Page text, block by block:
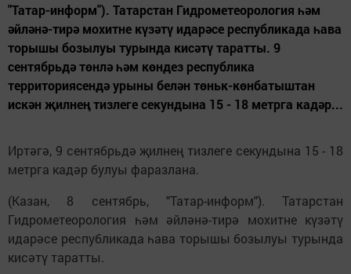
"Татар-информ"). Татарстан Гидрометеорология һәм
әйләнә-тирә мохитне күзәтү идарәсе республикада һава
торышы бозылуы турында кисәтү таратты. 9
сентябрьдә төнлә һәм көндез республика
территориясендә урыны белән төньк-көнбатыштан
искән җилнең тизлеге секундына 15 - 18 метрга кадәр...
Иртәгә, 9 сентябрьдә җилнең тизлеге секундына 15 - 18
метрга кадәр булуы фаразлана.
(Казан, 8 сентябрь, "Татар-информ"). Татарстан
Гидрометеорология һәм әйләнә-тирә мохитне күзәтү
идарәсе республикада һава торышы бозылуы турында
кисәтү таратты.